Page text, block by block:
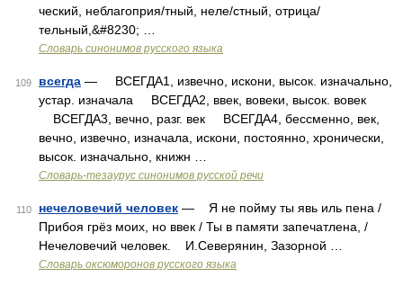
ческий, неблагоприя/тный, неле/стный, отрица/
тельный,&#8230; …
Словарь синонимов русского языка
109 всегда — ВСЕГДА1, извечно, искони, высок. изначально,
устар. изначала ВСЕГДА2, ввек, вовеки, высок. вовек
ВСЕГДА3, вечно, разг. век ВСЕГДА4, бессменно, век,
вечно, извечно, изначала, искони, постоянно, хронически,
высок. изначально, книжн …
Словарь-тезаурус синонимов русской речи
110 нечеловечий человек — Я не пойму ты явь иль пена /
Прибоя грёз моих, но ввек / Ты в памяти запечатлена, /
Нечеловечий человек. И.Северянин, Зазорной …
Словарь оксюморонов русского языка